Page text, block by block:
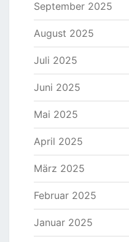
September 2025
August 2025
Juli 2025
Juni 2025
Mai 2025
April 2025
März 2025
Februar 2025
Januar 2025